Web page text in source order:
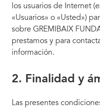
los usuarios de Internet
«Usuarios» o «Usted»)
sobre GREMIBAIX
prestamos y para
información.
2. Finalidad y
Las presentes